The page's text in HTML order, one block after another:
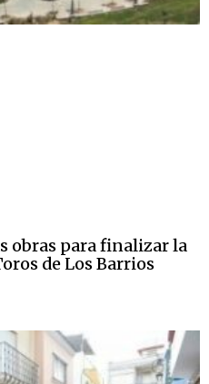
obras para finalizar la
de Los Barrios